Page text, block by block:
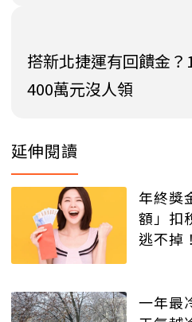
搭新北捷運有回饋金
400萬元沒人領
延伸閱讀
年終獎
額」扣
逃不掉！
一年最